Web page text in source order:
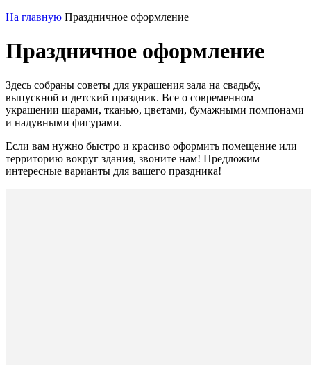
На главную Праздничное оформление
Праздничное оформление
Здесь собраны советы для украшения зала на свадьбу,
выпускной и детский праздник. Все о современном
украшении шарами, тканью, цветами, бумажными помпонами
и надувными фигурами.
Если вам нужно быстро и красиво оформить помещение или
территорию вокруг здания, звоните нам! Предложим
интересные варианты для вашего праздника!